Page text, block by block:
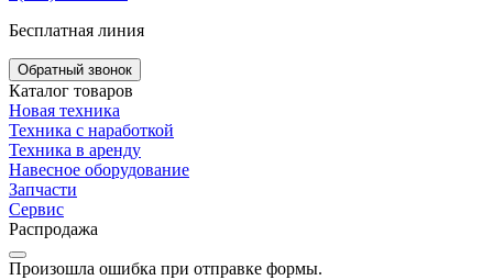
Бесплатная линия
Обратный звонок
Каталог товаров
Новая техника
Техника с наработкой
Техника в аренду
Навесное оборудование
Запчасти
Сервис
Распродажа
Произошла ошибка при отправке формы.